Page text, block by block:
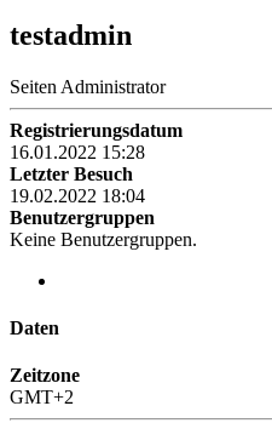
testadmin
Seiten Administrator
Registrierungsdatum
16.01.2022 15:28
Letzter Besuch
19.02.2022 18:04
Benutzergruppen
Keine Benutzergruppen.
Daten
Zeitzone
GMT+2